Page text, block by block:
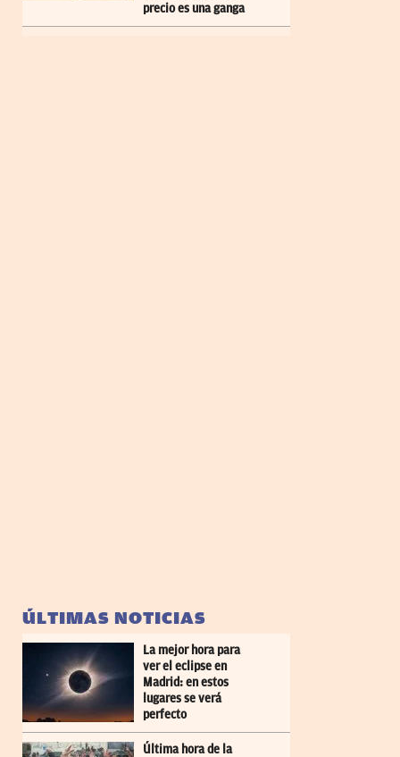
precio es una ganga
ÚLTIMAS NOTICIAS
La mejor hora para
ver el eclipse en
Madrid: en estos
lugares se verá
perfecto
Última hora de la